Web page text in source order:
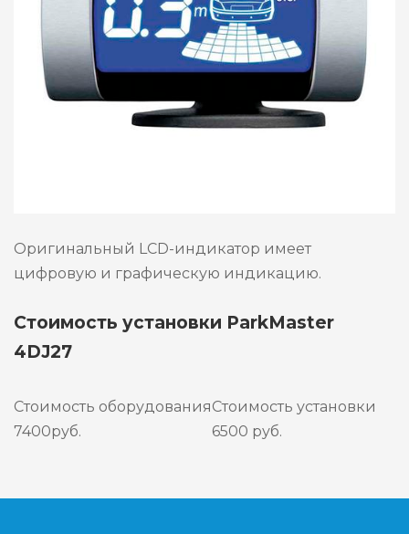
Оригинальный LCD-индикатор имеет
цифровую и графическую индикацию.
Стоимость установки ParkMaster
4DJ27
Стоимость оборудованияСтоимость установки
7400руб.
6500 руб.